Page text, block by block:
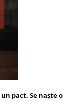
pact. Se naște o